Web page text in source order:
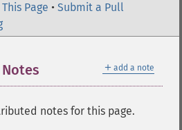
Page • Submit a Pull
＋ add a note
notes for this page.